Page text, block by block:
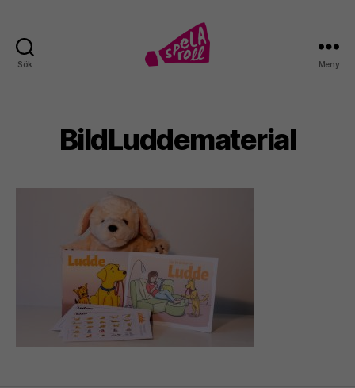
Sök Meny
BildLuddematerial